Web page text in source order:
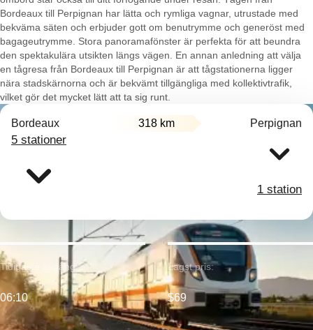
Bordeaux till Perpignan har lätta och rymliga vagnar, utrustade med
bekväma säten och erbjuder gott om benutrymme och generöst med
bagageutrymme. Stora panoramafönster är perfekta för att beundra
den spektakulära utsikten längs vägen. En annan anledning att välja
en tågresa från Bordeaux till Perpignan är att tågstationerna ligger
nära stadskärnorna och är bekvämt tillgängliga med kollektivtrafik,
vilket gör det mycket lätt att ta sig runt.
Bordeaux 318 km Perpignan
5 stationer
1 station
Tidigaste avgång:
06:10
Lägst pris:
$69